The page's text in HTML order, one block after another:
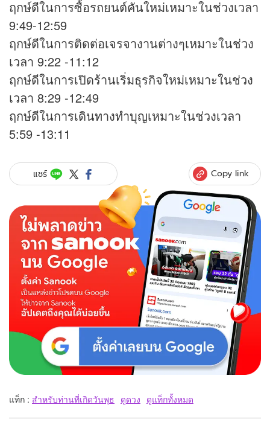
ฤกษ์ดีในการซื้อรถยนต์คันใหม่เหมาะในช่วงเวลา
9:49-12:59
ฤกษ์ดีในการติดต่อเจรจางานต่างๆเหมาะในช่วง
เวลา 9:22 -11:12
ฤกษ์ดีในการเปิดร้านเริ่มธุรกิจใหม่เหมาะในช่วง
เวลา 8:29 -12:49
ฤกษ์ดีในการเดินทางทำบุญเหมาะในช่วงเวลา
5:59 -13:11
แชร์ Copy link
แท็ก : สำหรับท่านที่เกิดวันพุธ ดูดวง ดูแท็กทั้งหมด